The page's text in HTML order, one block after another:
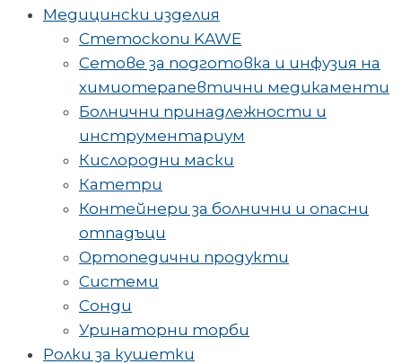
Медицински изделия
Стетоскопи KAWE
Сетове за подготовка и инфузия на
химиотерапевтични медикаменти
Болнични принадлежности и
инструментариум
Кислородни маски
Катетри
Контейнери за болнични и опасни
отпадъци
Ортопедични продукти
Системи
Сонди
Уринаторни торби
Ролки за кушетки